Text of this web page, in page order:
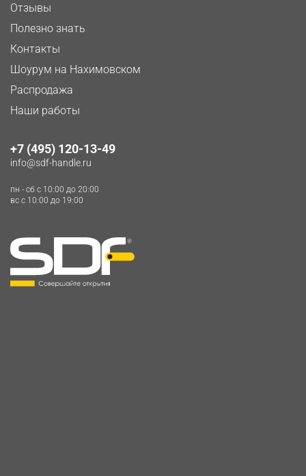
Отзывы
Полезно знать
Контакты
Шоурум на Нахимовском
Распродажа
Наши работы
+7 (495) 120-13-49
info@sdf-handle.ru
пн - сб c 10:00 до 20:00
вс c 10:00 до 19:00